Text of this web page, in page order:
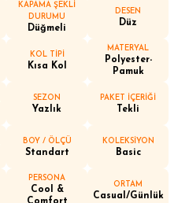
KAPAMA ŞEKLİ
DURUMU
Düğmeli
DESEN
Düz
KOL TİPİ
Kısa Kol
MATERYAL
Polyester-
Pamuk
SEZON
Yazlık
PAKET İÇERİĞİ
Tekli
BOY / ÖLÇÜ
Standart
KOLEKSİYON
Basic
PERSONA
Cool &
ORTAM
Casual/Günlük